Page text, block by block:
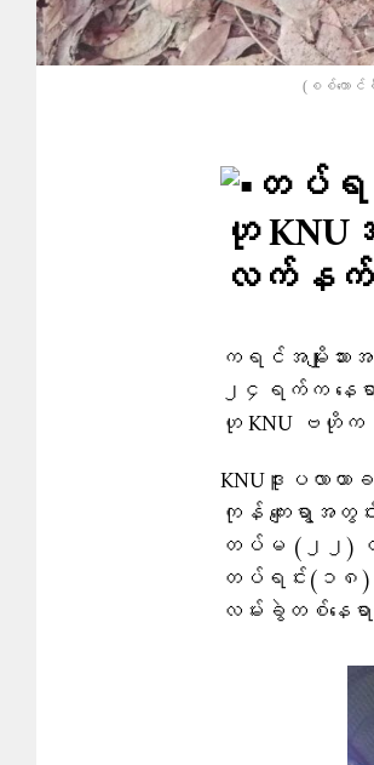
(စစ်ကော
တပ်ရ
ဟု KNU
လက်နက်
ကရင်အမျိုးသား
၂၄ရက်က နေရ
ဟု KNU ဗဟို
KNUဒူးပလာ
ကုန် ကျေးရွာ
တပ်မ (၂၂) လက်
တပ်ရင်း(၁၈)
လမ်းခွဲတစ်န